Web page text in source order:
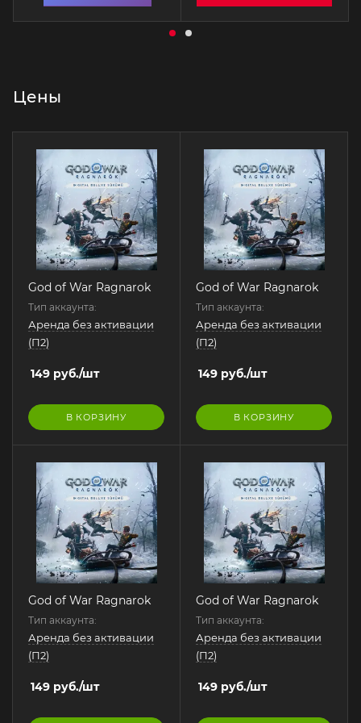
Цены
God of War Ragnarok
Тип аккаунта:
Аренда без активации
(П2)
149 руб./шт
В КОРЗИНУ
God of War Ragnarok
Тип аккаунта:
Аренда без активации
(П2)
149 руб./шт
В КОРЗИНУ
God of War Ragnarok
Тип аккаунта:
Аренда без активации
(П2)
149 руб./шт
God of War Ragnarok
Тип аккаунта:
Аренда без активации
(П2)
149 руб./шт